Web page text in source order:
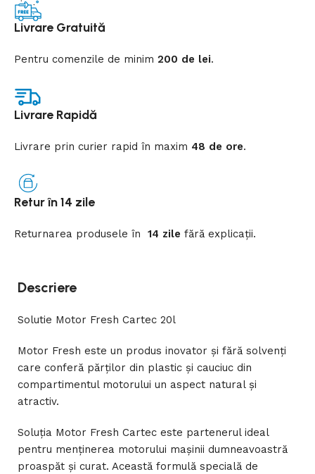
Livrare Gratuită
Pentru comenzile de minim200 de lei.
Livrare Rapidă
Livrare prin curier rapidîn maxim 48 de ore.
Retur în 14 zile
Returnarea produseleîn 14 zile fără explicații.
Descriere
Solutie Motor Fresh Cartec 20l
Motor Fresh este un produs inovator și fără solvenți
care conferă părților din plastic și cauciuc din
compartimentul motorului un aspect natural și
atractiv.
Soluția Motor Fresh Cartec este partenerul ideal
pentru menținerea motorului mașinii dumneavoastră
proaspăt și curat. Această formulă specială de